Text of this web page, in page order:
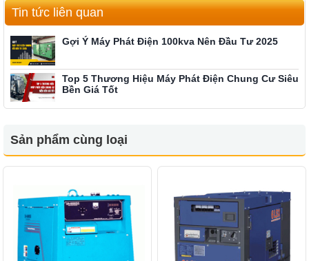
Tin tức liên quan
Gợi Ý Máy Phát Điện 100kva Nên Đầu Tư 2025
Top 5 Thương Hiệu Máy Phát Điện Chung Cư Siêu
Bền Giá Tốt
Sản phẩm cùng loại